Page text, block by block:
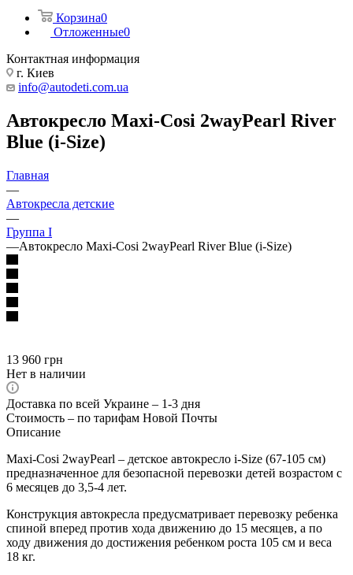
Корзина0
Отложенные0
Контактная информация
г. Киев
info@autodeti.com.ua
Автокресло Maxi-Cosi 2wayPearl River
Blue (i-Size)
Главная
—
Автокресла детские
—
Группа I
—Автокресло Maxi-Cosi 2wayPearl River Blue (i-Size)
13 960 грн
Нет в наличии
Доставка по всей Украине – 1-3 дня
Стоимость – по тарифам Новой Почты
Описание
Maxi-Cosi 2wayPearl – детское автокресло i-Size (67-105 см)
предназначенное для безопасной перевозки детей возрастом с
6 месяцев до 3,5-4 лет.
Конструкция автокресла предусматривает перевозку ребенка
спиной вперед против хода движению до 15 месяцев, а по
ходу движения до достижения ребенком роста 105 см и веса
18 кг.